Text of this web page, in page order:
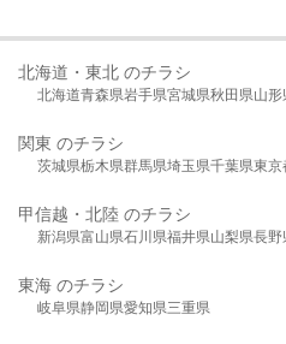
北海道・東北 のチラシ
北海道青森県岩手県宮城県秋田県山形
関東 のチラシ
茨城県栃木県群馬県埼玉県千葉県東京
甲信越・北陸 のチラシ
新潟県富山県石川県福井県山梨県長野
東海 のチラシ
岐阜県静岡県愛知県三重県